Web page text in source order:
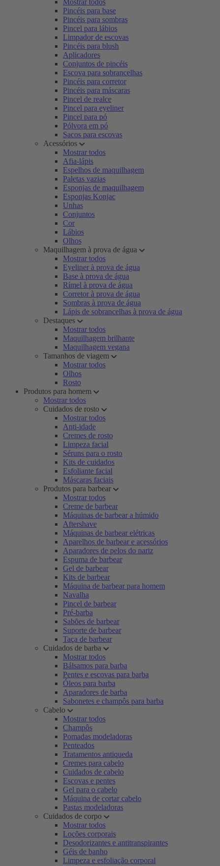
Mostrar todos
Pincéis para base
Pincéis para sombras
Pincel para lábios
Limpador de escovas
Pincéis para blush
Aplicadores
Conjuntos de pincéis
Escova para sobrancelhas
Pincéis para corretor
Pincéis para máscaras
Pincel de realce
Pincel para eyeliner
Pincel para pó
Pólvora em pó
Sacos para escovas
Acessórios
Mostrar todos
Afia-lápis
Espelhos de maquilhagem
Paletas vazias
Esponjas de maquilhagem
Esponjas Konjac
Unhas
Conjuntos
Cor
Lábios
Olhos
Maquilhagem à prova de água
Mostrar todos
Eyeliner à prova de água
Base à prova de água
Rímel à prova de água
Corretor à prova de água
Sombras à prova de água
Lápis de sobrancelhas à prova de água
Destaques
Mostrar todos
Maquilhagem brilhante
Maquilhagem vegana
Tamanhos de viagem
Mostrar todos
Olhos
Rosto
Produtos para homem
Mostrar todos
Cuidados de rosto
Mostrar todos
Anti-idade
Cremes de rosto
Limpeza facial
Séruns para o rosto
Kits de cuidados
Esfoliante facial
Máscaras faciais
Produtos para barbear
Mostrar todos
Creme de barbear
Máquinas de barbear a húmido
Aftershave
Máquinas de barbear elétricas
Aparelhos de barbear e acessórios
Aparadores de pelos do nariz
Espuma de barbear
Gel de barbear
Kits de barbear
Máquina de barbear para homem
Navalha
Pincel de barbear
Pré-barba
Sabões de barbear
Suporte de barbear
Taça de barbear
Cuidados de barba
Mostrar todos
Bálsamos para barba
Pentes e escovas para barba
Óleos para barba
Aparadores de barba
Sabonetes e champôs para barba
Cabelo
Mostrar todos
Champôs
Pomadas modeladoras
Penteados
Tratamentos antiqueda
Cremes para cabelo
Cuidados de cabelo
Escovas e pentes
Gel para o cabelo
Máquina de cortar cabelo
Pastas modeladoras
Cuidados de corpo
Mostrar todos
Loções corporais
Desodorizantes e antitranspirantes
Géis de banho
Limpeza e esfoliação corporal